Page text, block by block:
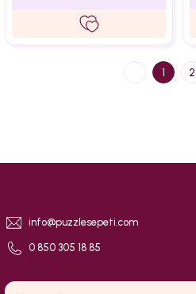
1 2
info@puzzlesepeti.com
0 850 305 18 85